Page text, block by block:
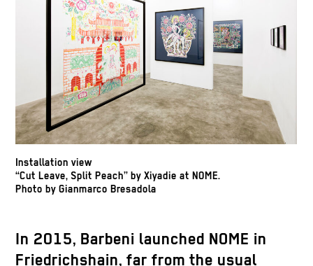
Installation view
“Cut Leave, Split Peach” by Xiyadie at NOME.
Photo by Gianmarco Bresadola
In 2015, Barbeni launched NOME in
Friedrichshain, far from the usual